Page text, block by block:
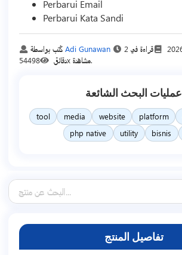
Perbarui Email
Perbarui Kata Sandi
كُتب بواسطة Adi Gunawan
قراءة في 2
دقائق
54498x مشاهدة.
عمليات البحث الشائعة
tool media website platform
php native
utility bisnis
تفاصيل المنتج